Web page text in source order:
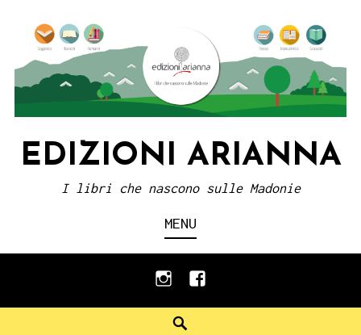
content
EDIZIONI ARIANNA
I libri che nascono sulle Madonie
MENU
instagramfacebook